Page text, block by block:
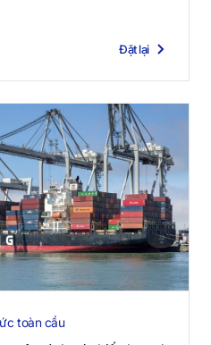
Đặt lại
toàn cầu